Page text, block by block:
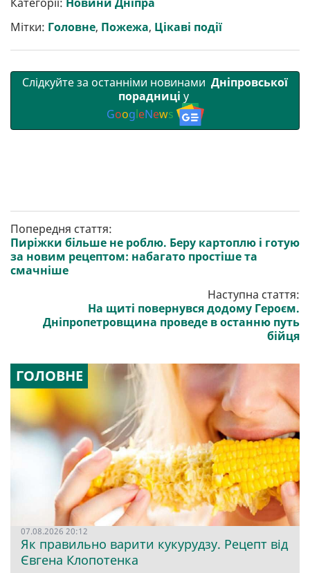
и
т
и
o
o
k
e
r
r
a
m
p
p
Категорії: Новини Дніпра
Мітки: Головне, Пожежа, Цікаві події
Слідкуйте за останніми новинами Дніпровської
порадниці у
GoogleNews
Попередня стаття:
Пиріжки більше не роблю. Беру картоплю і готую
за новим рецептом: набагато простіше та
смачніше
Наступна стаття:
На щиті повернувся додому Героєм.
Дніпропетровщина проведе в останню путь
бійця
ГОЛОВНЕ
07.08.2026 20:12
Як правильно варити кукурудзу. Рецепт від
Євгена Клопотенка